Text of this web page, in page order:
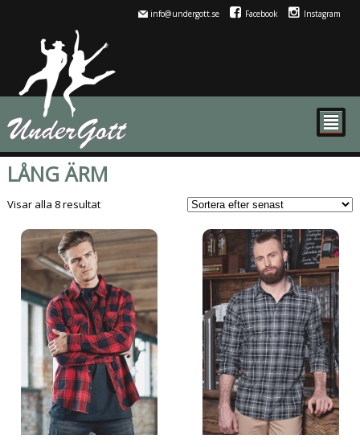
info@undergott.se Facebook Instagram
²
LÅNG ÄRM
Visar alla 8 resultatSortera
senaste